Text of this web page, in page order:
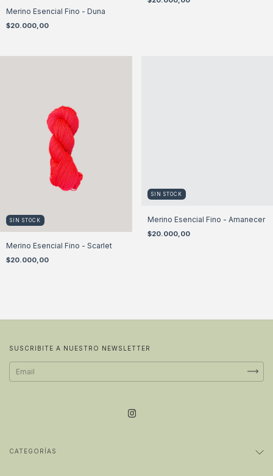
Merino Esencial Fino - Duna
$20.000,00
SIN STOCK
Merino Esencial Fino - Scarlet
$20.000,00
SIN STOCK
Merino Esencial Fino - Amanecer
$20.000,00
SUSCRIBITE A NUESTRO NEWSLETTER
CATEGORÍAS